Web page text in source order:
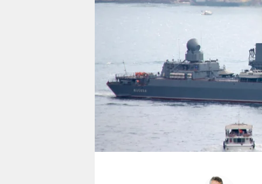
veranstaltungen
shop
fragen & hilfe
unterstützen
abo
genossenschaft